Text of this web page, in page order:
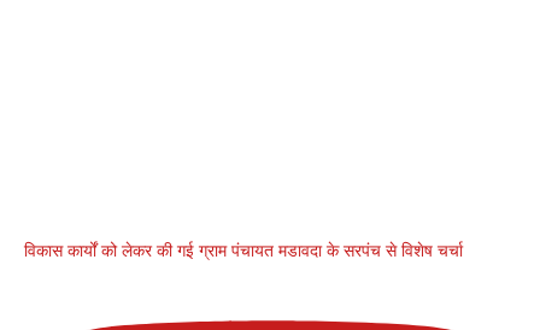
विकास कार्यों को लेकर की गई ग्राम पंचायत मडावदा के सरपंच से विशेष चर्चा